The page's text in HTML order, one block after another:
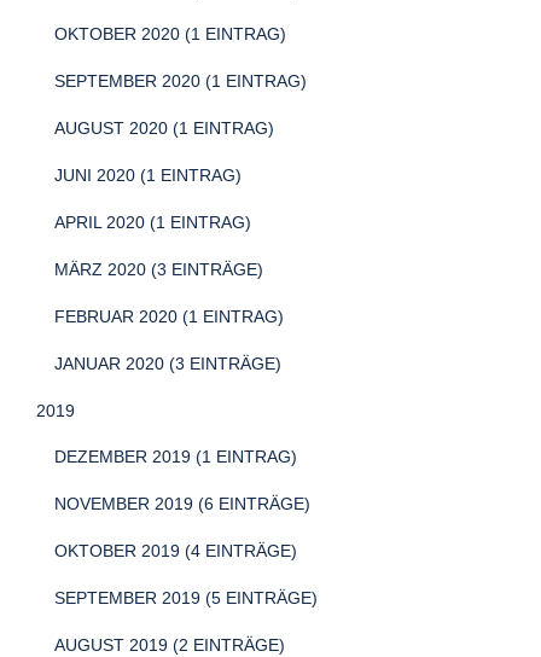
OKTOBER 2020 (1 EINTRAG)
SEPTEMBER 2020 (1 EINTRAG)
AUGUST 2020 (1 EINTRAG)
JUNI 2020 (1 EINTRAG)
APRIL 2020 (1 EINTRAG)
MÄRZ 2020 (3 EINTRÄGE)
FEBRUAR 2020 (1 EINTRAG)
JANUAR 2020 (3 EINTRÄGE)
2019
DEZEMBER 2019 (1 EINTRAG)
NOVEMBER 2019 (6 EINTRÄGE)
OKTOBER 2019 (4 EINTRÄGE)
SEPTEMBER 2019 (5 EINTRÄGE)
AUGUST 2019 (2 EINTRÄGE)